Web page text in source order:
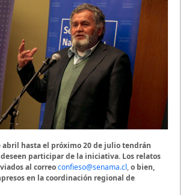
abril hasta el próximo 20 de julio tendrán
participar de la iniciativa. Los relatos
al correoconfieso@senama.cl,o bien,
en la coordinación regional de